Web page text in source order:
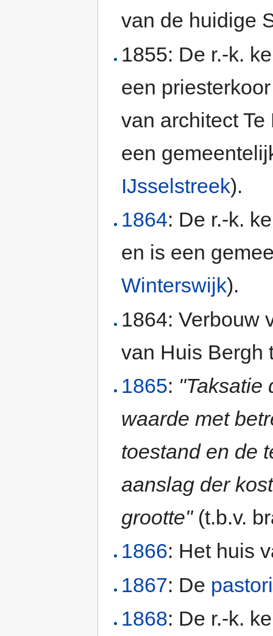
van de huidige
1855: De r.-k.
een
van architect
een
IJsselstreek).
1864: De r.-k.
en is een
Winterswijk).
1864: Verbouw
van Huis Bergh
1865: "Taksatie
waarde met
toestand en de
aanslag der
grootte"(t.b.v.
1866: Het huis
1867: De
1868: De r.-k.